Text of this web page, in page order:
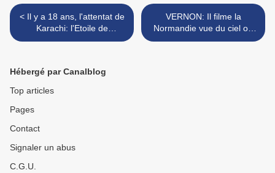
< Il y a 18 ans, l'attentat de
Karachi: l'Etoile de
Normandie n'oublie pas.
VERNON: Il filme la
Normandie vue du ciel ou
plutôt... vue de Paris! >
Hébergé par Canalblog
Top articles
Pages
Contact
Signaler un abus
C.G.U.